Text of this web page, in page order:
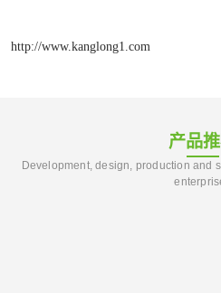
http://www.kanglong1.com
产品
Development, design, production and